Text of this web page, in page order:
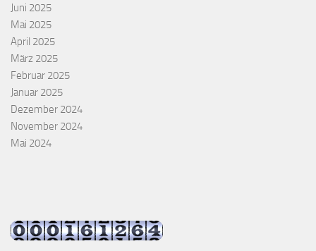
Juni 2025
Mai 2025
April 2025
März 2025
Februar 2025
Januar 2025
Dezember 2024
November 2024
Mai 2024